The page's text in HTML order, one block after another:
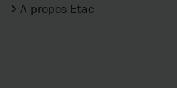
A propos Etac